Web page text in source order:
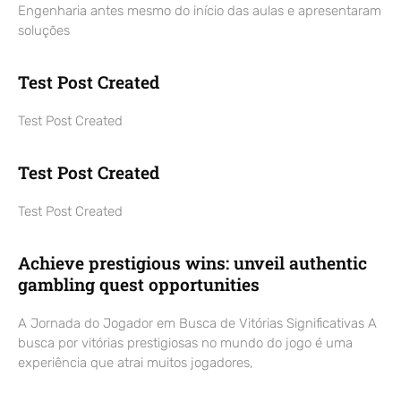
Engenharia antes mesmo do início das aulas e apresentaram
soluções
Test Post Created
Test Post Created
Test Post Created
Test Post Created
Achieve prestigious wins: unveil authentic
gambling quest opportunities
A Jornada do Jogador em Busca de Vitórias Significativas A
busca por vitórias prestigiosas no mundo do jogo é uma
experiência que atrai muitos jogadores,